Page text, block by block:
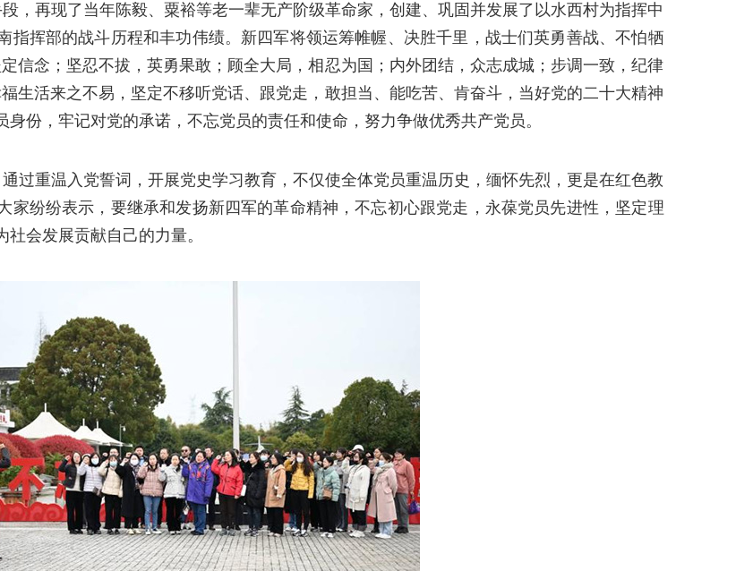
，再现了当年陈毅、粟裕等老一辈无产阶级革命家，创建、巩固并发展了以水西村为指挥中
指挥部的战斗历程和丰功伟绩。新四军将领运筹帷幄、决胜千里，战士们英勇善战、不怕牺
信念；坚忍不拔，英勇果敢；顾全大局，相忍为国；内外团结，众志成城；步调一致，纪律
生活来之不易，坚定不移听党话、跟党走，敢担当、能吃苦、肯奋斗，当好党的二十大精神
份，牢记对党的承诺，不忘党员的责任和使命，努力争做优秀共产党员。
过重温入党誓词，开展党史学习教育，不仅使全体党员重温历史，缅怀先烈，更是在红色教
家纷纷表示，要继承和发扬新四军的革命精神，不忘初心跟党走，永葆党员先进性，坚定理
会发展贡献自己的力量。